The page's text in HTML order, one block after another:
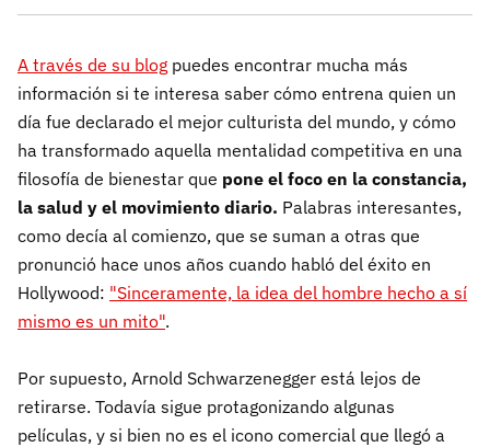
A través de su blog puedes encontrar mucha más
información si te interesa saber cómo entrena quien un
día fue declarado el mejor culturista del mundo, y cómo
ha transformado aquella mentalidad competitiva en una
filosofía de bienestar que pone el foco en la constancia,
la salud y el movimiento diario. Palabras interesantes,
como decía al comienzo, que se suman a otras que
pronunció hace unos años cuando habló del éxito en
Hollywood: "Sinceramente, la idea del hombre hecho a sí
mismo es un mito".
Por supuesto, Arnold Schwarzenegger está lejos de
retirarse. Todavía sigue protagonizando algunas
películas, y si bien no es el icono comercial que llegó a